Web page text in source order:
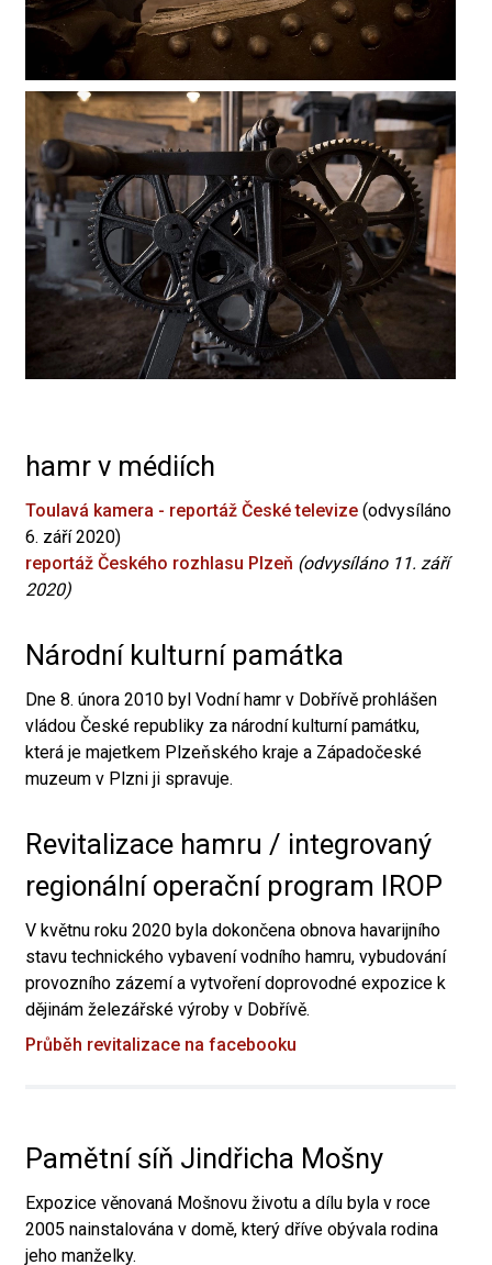
hamr v médiích
Toulavá kamera - reportáž České televize (odvysíláno
6. září 2020)
reportáž Českého rozhlasu Plzeň (odvysíláno 11. září
2020)
Národní kulturní památka
Dne 8. února 2010 byl Vodní hamr v Dobřívě prohlášen
vládou České republiky za národní kulturní památku,
která je majetkem Plzeňského kraje a Západočeské
muzeum v Plzni ji spravuje.
Revitalizace hamru / integrovaný
regionální operační program IROP
V květnu roku 2020 byla dokončena obnova havarijního
stavu technického vybavení vodního hamru, vybudování
provozního zázemí a vytvoření doprovodné expozice k
dějinám železářské výroby v Dobřívě.
Průběh revitalizace na facebooku
Pamětní síň Jindřicha Mošny
Expozice věnovaná Mošnovu životu a dílu byla v roce
2005 nainstalována v domě, který dříve obývala rodina
jeho manželky.